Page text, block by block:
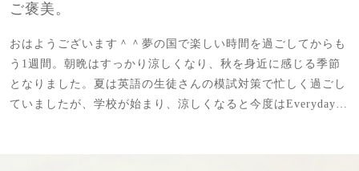
ご褒美。
おはようございます＾＾夢の国で楽しい時間を過ごしてからも
う1週間。朝晩はすっかり涼しくなり、秋を身近に感じる季節
となりました。夏は英語の生徒さんの模試対策で忙しく過ごし
ていましたが、学校が始まり、涼しくなると今度はEveryday…